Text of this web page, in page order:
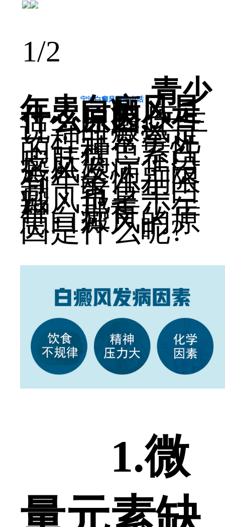
2/2
宁波白癜风医院电话青少
年患白癜风是
什么原因,医生
说：白癜风是
一种非常常见
的一种色素性
皮肤病，在白
癜风发病上没
有年龄性别限
制，青少年白
癜风也是一
种。那青少年
患白癜风的原
因是什么呢?
1.微
量元素缺